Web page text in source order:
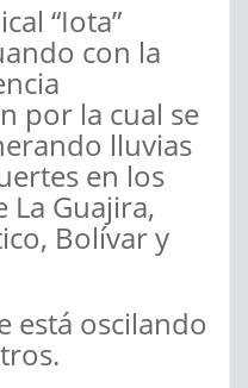
“Iota”
con la
por la cual se
lluvias
en los
Guajira,
Bolívar y
está oscilando